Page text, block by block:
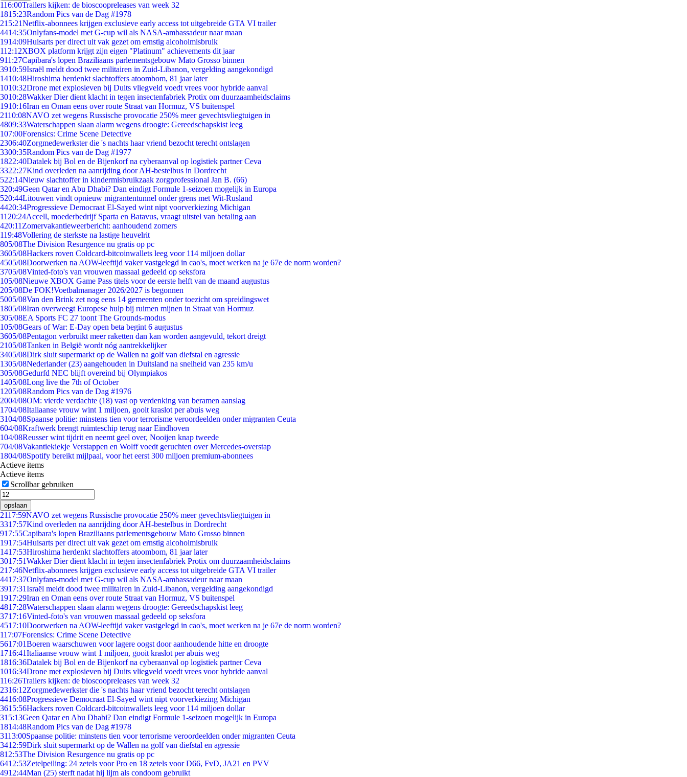
116:00Trailers kijken: de bioscoopreleases van week 32
1815:23Random Pics van de Dag #1978
215:21Netflix-abonnees krijgen exclusieve early access tot uitgebreide GTA VI trailer
4414:35Onlyfans-model met G-cup wil als NASA-ambassadeur naar maan
1914:09Huisarts per direct uit vak gezet om ernstig alcoholmisbruik
112:12XBOX platform krijgt zijn eigen "Platinum" achievements dit jaar
911:27Capibara's lopen Braziliaans parlementsgebouw Mato Grosso binnen
3910:59Israël meldt dood twee militairen in Zuid-Libanon, vergelding aangekondigd
1410:48Hiroshima herdenkt slachtoffers atoombom, 81 jaar later
1010:32Drone met explosieven bij Duits vliegveld voedt vrees voor hybride aanval
3010:28Wakker Dier dient klacht in tegen insectenfabriek Protix om duurzaamheidsclaims
1910:16Iran en Oman eens over route Straat van Hormuz, VS buitenspel
2110:08NAVO zet wegens Russische provocatie 250% meer gevechtsvliegtuigen in
4809:33Waterschappen slaan alarm wegens droogte: Gereedschapskist leeg
107:00Forensics: Crime Scene Detective
2306:40Zorgmedewerkster die 's nachts haar vriend bezocht terecht ontslagen
3300:35Random Pics van de Dag #1977
1822:40Datalek bij Bol en de Bijenkorf na cyberaanval op logistiek partner Ceva
3322:27Kind overleden na aanrijding door AH-bestelbus in Dordrecht
522:14Nieuw slachtoffer in kindermisbruikzaak zorgprofessional Jan B. (66)
320:49Geen Qatar en Abu Dhabi? Dan eindigt Formule 1-seizoen mogelijk in Europa
520:44Litouwen vindt opnieuw migrantentunnel onder grens met Wit-Rusland
4420:34Progressieve Democraat El-Sayed wint nipt voorverkiezing Michigan
11 20:24Accell, moederbedrijf Sparta en Batavus, vraagt uitstel van betaling aan
420:11 Zomervakantieweerbericht: aanhoudend zomers
119:48Vollering de sterkste na lastige heuvelrit
805/08The Division Resurgence nu gratis op pc
3605/08Hackers roven Coldcard-bitcoinwallets leeg voor 114 miljoen dollar
4505/08Doorwerken na AOW-leeftijd vaker vastgelegd in cao's, moet werken na je 67e de norm worden?
3705/08Vinted-foto's van vrouwen massaal gedeeld op seksfora
105/08Nieuwe XBOX Game Pass titels voor de eerste helft van de maand augustus
205/08De FOK!Voetbalmanager 2026/2027 is begonnen
5005/08Van den Brink zet nog eens 14 gemeenten onder toezicht om spreidingswet
1805/08Iran overweegt Europese hulp bij ruimen mijnen in Straat van Hormuz
305/08EA Sports FC 27 toont The Grounds-modus
105/08Gears of War: E-Day open beta begint 6 augustus
3605/08Pentagon verbruikt meer raketten dan kan worden aangevuld, tekort dreigt
2105/08Tanken in België wordt nóg aantrekkelijker
3405/08Dirk sluit supermarkt op de Wallen na golf van diefstal en agressie
1305/08Nederlander (23) aangehouden in Duitsland na snelheid van 235 km/u
305/08Gedurfd NEC blijft overeind bij Olympiakos
1405/08Long live the 7th of October
1205/08Random Pics van de Dag #1976
2004/08OM: vierde verdachte (18) vast op verdenking van beramen aanslag
1704/08Italiaanse vrouw wint 1 miljoen, gooit kraslot per abuis weg
3104/08Spaanse politie: minstens tien voor terrorisme veroordeelden onder migranten Ceuta
604/08Kraftwerk brengt ruimteschip terug naar Eindhoven
104/08Reusser wint tijdrit en neemt geel over, Nooijen knap tweede
704/08Vakantiekiekje Verstappen en Wolff voedt geruchten over Mercedes-overstap
1804/08Spotify bereikt mijlpaal, voor het eerst 300 miljoen premium-abonnees
Actieve items
Actieve items
Scrollbar gebruiken
opslaan
2117:59NAVO zet wegens Russische provocatie 250% meer gevechtsvliegtuigen in
3317:57Kind overleden na aanrijding door AH-bestelbus in Dordrecht
917:55Capibara's lopen Braziliaans parlementsgebouw Mato Grosso binnen
1917:54Huisarts per direct uit vak gezet om ernstig alcoholmisbruik
1417:53Hiroshima herdenkt slachtoffers atoombom, 81 jaar later
3017:51Wakker Dier dient klacht in tegen insectenfabriek Protix om duurzaamheidsclaims
217:46Netflix-abonnees krijgen exclusieve early access tot uitgebreide GTA VI trailer
4417:37Onlyfans-model met G-cup wil als NASA-ambassadeur naar maan
3917:31Israël meldt dood twee militairen in Zuid-Libanon, vergelding aangekondigd
1917:29Iran en Oman eens over route Straat van Hormuz, VS buitenspel
4817:28Waterschappen slaan alarm wegens droogte: Gereedschapskist leeg
3717:16Vinted-foto's van vrouwen massaal gedeeld op seksfora
4517:10Doorwerken na AOW-leeftijd vaker vastgelegd in cao's, moet werken na je 67e de norm worden?
117:07Forensics: Crime Scene Detective
5617:01Boeren waarschuwen voor lagere oogst door aanhoudende hitte en droogte
1716:41Italiaanse vrouw wint 1 miljoen, gooit kraslot per abuis weg
1816:36Datalek bij Bol en de Bijenkorf na cyberaanval op logistiek partner Ceva
1016:34Drone met explosieven bij Duits vliegveld voedt vrees voor hybride aanval
116:26Trailers kijken: de bioscoopreleases van week 32
2316:12Zorgmedewerkster die 's nachts haar vriend bezocht terecht ontslagen
4416:08Progressieve Democraat El-Sayed wint nipt voorverkiezing Michigan
3615:56Hackers roven Coldcard-bitcoinwallets leeg voor 114 miljoen dollar
315:13Geen Qatar en Abu Dhabi? Dan eindigt Formule 1-seizoen mogelijk in Europa
1814:48Random Pics van de Dag #1978
3113:00Spaanse politie: minstens tien voor terrorisme veroordeelden onder migranten Ceuta
3412:59Dirk sluit supermarkt op de Wallen na golf van diefstal en agressie
812:53The Division Resurgence nu gratis op pc
6412:53Zetelpeiling: 24 zetels voor Pro en 18 zetels voor D66, FvD, JA21 en PVV
4912:44Man (25) sterft nadat hij lijm als condoom gebruikt